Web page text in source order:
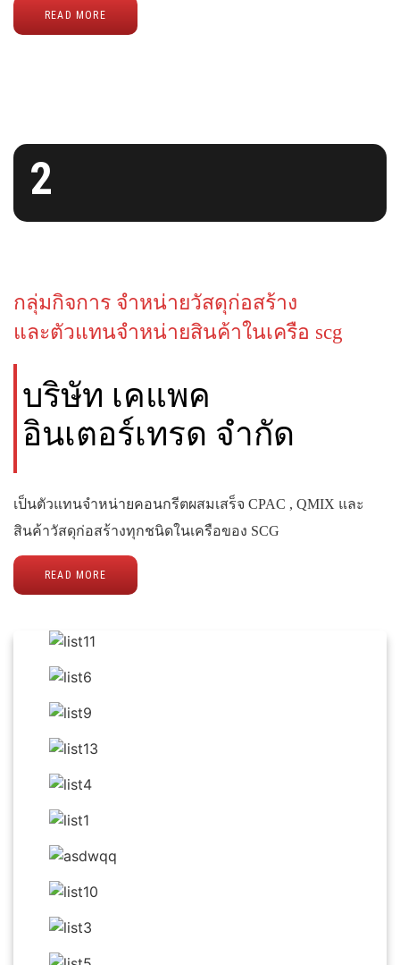
READ MORE
2
กลุ่มกิจการ จำหน่ายวัสดุก่อสร้าง
และตัวแทนจำหน่ายสินค้าในเครือ scg
บริษัท เคแพค
อินเตอร์เทรด จำกัด
เป็นตัวแทนจำหน่ายคอนกรีตผสมเสร็จ CPAC , QMIX และ
สินค้าวัสดุก่อสร้างทุกชนิดในเครือของ SCG
READ MORE